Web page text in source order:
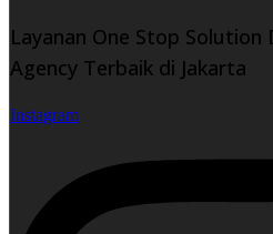
Layanan One Stop
Agency Terbaik di Jakarta
Instagram